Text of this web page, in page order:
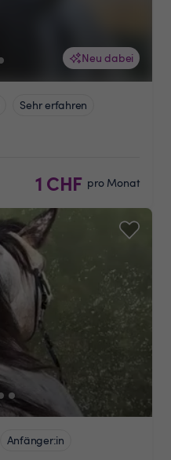
Neu dabei
Sehr erfahren
1 CHF pro Monat
Anfänger:in